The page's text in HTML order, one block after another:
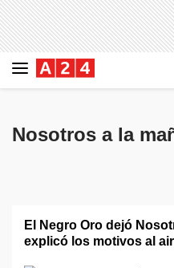
Nosotros a la
El Negro Oro dejó
explicó los motivos al